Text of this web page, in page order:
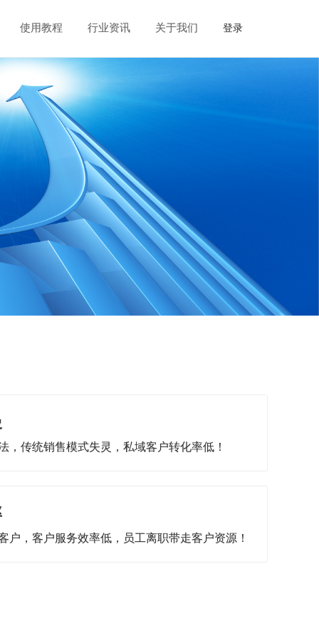
登录
使用教程 行业资讯 关于我们
，传统销售模式失灵，私域客户转化率低！
户，客户服务效率低，员工离职带走客户资源！